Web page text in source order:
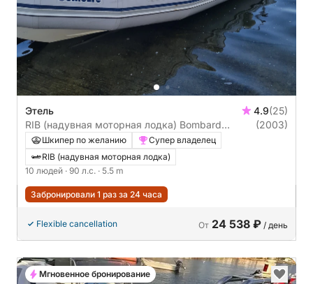
Этель 4.9(25)
RIB (надувная моторная лодка) Bombard
Explorer Sb 550 90л.с.
(2003)
Шкипер по желанию
Супер владелец
RIB (надувная моторная лодка)
10 людей · 90 л.с. · 5.5 m
Забронировали 1 раз за 24 часа
Flexible cancellation От 24 538 ₽ / день
Мгновенное бронирование